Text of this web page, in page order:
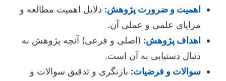
اهمیت و ضرورت پژوهش: دلایل اهمیت مطالعه و
مزایای علمی و عملی آن.
اهداف پژوهش: (اصلی و فرعی) آنچه پژوهش به
دنبال دستیابی به آن است.
سوالات و فرضیات: بازنگری و تدقیق سوالات و